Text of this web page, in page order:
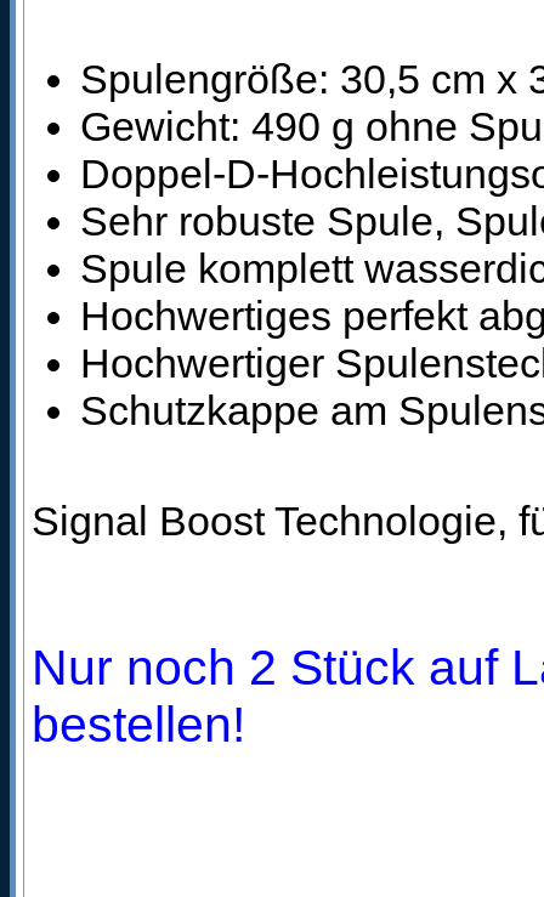
Spulengröße: 30,5 cm x
Gewicht: 490 g ohne
Doppel-D-
Sehr robuste Spule,
Spule komplett
Hochwertiges perfekt
Hochwertiger
Schutzkappe am
Signal Boost Technologie,
Nur noch 2 Stück auf
bestellen!